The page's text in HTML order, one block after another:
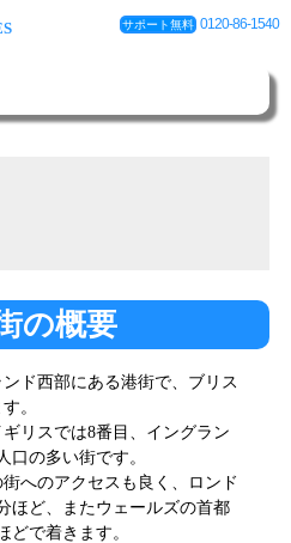
サポート無料 0120-86-1540
の概要
ド西部にある港街で、ブリス
。
リスでは8番目、イングラン
口の多い街です。
へのアクセスも良く、ロンド
ほど、またウェールズの首都
どで着きます。